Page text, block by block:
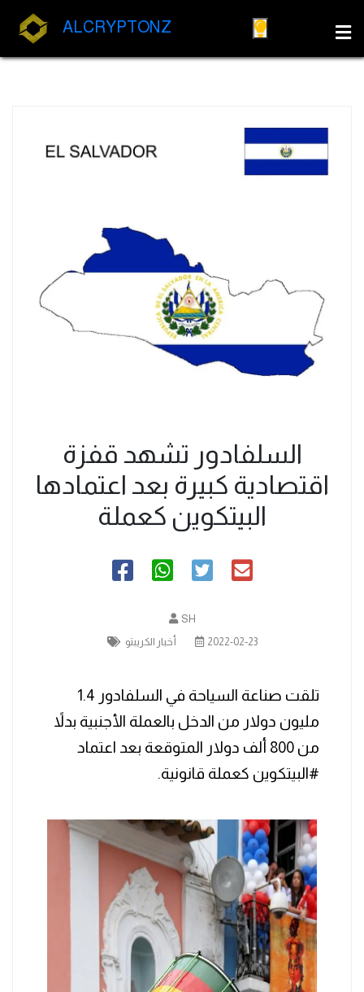
ALCRYPTONZ
السلفادور تشهد قفزة
اقتصادية كبيرة بعد اعتمادها
البيتكوين كعملة
SH
2022-02-23
أخبار الكريبتو
تلقت صناعة السياحة في السلفادور 1.4
مليون دولار من الدخل بالعملة الأجنبية بدلاً
من 800 ألف دولار المتوقعة بعد اعتماد
#البيتكوين كعملة قانونية.